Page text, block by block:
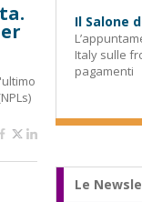
Il Salone
Italy sulle
pagamenti
Le